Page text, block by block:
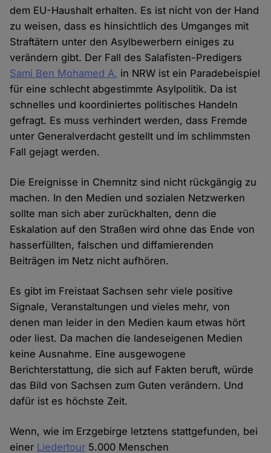
dem EU-Haushalt erhalten. Es ist nicht von der Hand
zu weisen, dass es hinsichtlich des Umganges mit
Straftätern unter den Asylbewerbern einiges zu
verändern gibt. Der Fall des Salafisten-Predigers
Sami Ben Mohamed A. in NRW ist ein Paradebeispiel
für eine schlecht abgestimmte Asylpolitik. Da ist
schnelles und koordiniertes politisches Handeln
gefragt. Es muss verhindert werden, dass Fremde
unter Generalverdacht gestellt und im schlimmsten
Fall gejagt werden.
Die Ereignisse in Chemnitz sind nicht rückgängig zu
machen. In den Medien und sozialen Netzwerken
sollte man sich aber zurückhalten, denn die
Eskalation auf den Straßen wird ohne das Ende von
hasserfüllten, falschen und diffamierenden
Beiträgen im Netz nicht aufhören.
Es gibt im Freistaat Sachsen sehr viele positive
Signale, Veranstaltungen und vieles mehr, von
denen man leider in den Medien kaum etwas hört
oder liest. Da machen die landeseigenen Medien
keine Ausnahme. Eine ausgewogene
Berichterstattung, die sich auf Fakten beruft, würde
das Bild von Sachsen zum Guten verändern. Und
dafür ist es höchste Zeit.
Wenn, wie im Erzgebirge letztens stattgefunden, bei
einer Liedertour 5.000 Menschen